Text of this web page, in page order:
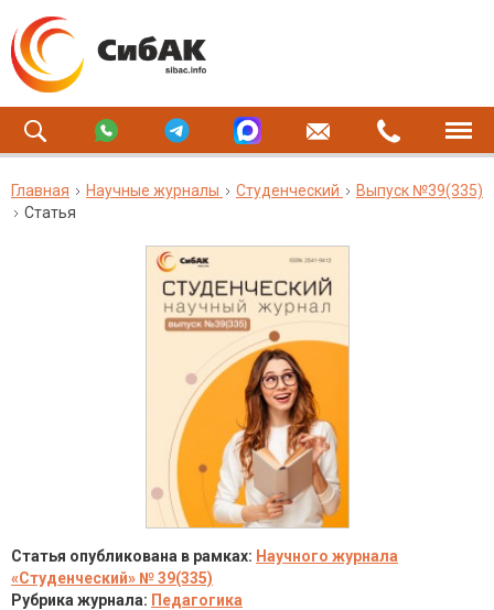
Главная Научные журналы Студенческий
Выпуск №39(335)
Статья
Статья опубликована в рамках: Научного журнала
«Студенческий» № 39(335)
Рубрика журнала: Педагогика